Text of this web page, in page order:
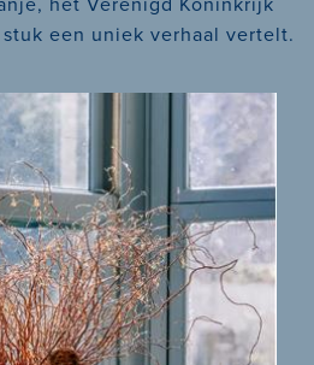
een uniek verhaal vertelt.